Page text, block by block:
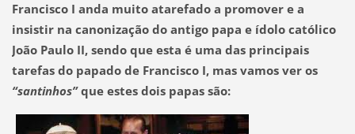
Francisco I anda muito atarefadoa promover e a
insistir na canonização do antigo papa e ídolo católico
João Paulo II, sendo que esta é uma das principais
tarefas do papado de Francisco I, mas vamos ver os
“santinhos”que estes dois papas são: